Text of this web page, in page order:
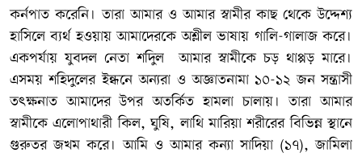
কর্নপাত করেনি। তারা আমার ও আমার স্বামীর কাছ থেকে উদ্দেশ্য
হাসিলে ব্যর্থ হওয়ায় আমাদেরকে অশ্লীল ভাষায় গালি-গালাজ করে।
একপর্যায় যুবদল নেতা শদিুল আমার স্বামীকে চড় থাপ্পড় মারে।
এসময় শহিদুলের ইন্ধনে অন্যরা ও অজ্ঞাতনামা ১০-১২ জন সন্ত্রাসী
তৎক্ষনাত আমাদের উপর অতর্কিত হামলা চালায়। তারা আমার
স্বামীকে এলোপাথারী কিল, ঘুষি, লাথি মারিয়া শরীরের বিভিন্ন স্থানে
গুরুতর জখম করে। আমি ও আমার কন্যা সাদিয়া (১৭), জামিলা